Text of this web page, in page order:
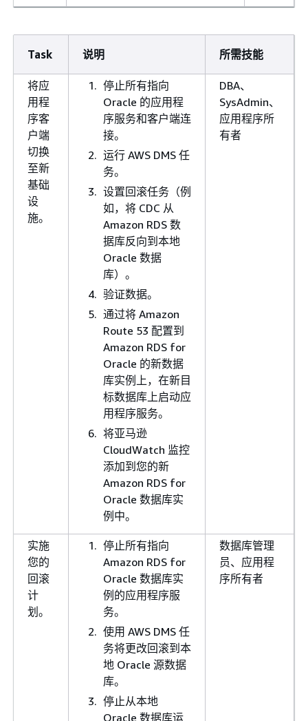
Task 说明 所需技能
将应
用程
序客
户端
切换
至新
基础
设
施。
停止所有指向
Oracle 的应用程
序服务和客户端连
接。
运行 AWS DMS 任
务。
设置回滚任务（例
如，将 CDC 从
Amazon RDS 数
据库反向到本地
Oracle 数据
库）。
验证数据。
通过将 Amazon
Route 53 配置到
Amazon RDS for
Oracle 的新数据
库实例上，在新目
标数据库上启动应
用程序服务。
将亚马逊
CloudWatch 监控
添加到您的新
Amazon RDS for
Oracle 数据库实
例中。
DBA、
SysAdmin、
应用程序所
有者
实施
您的
回滚
计
划。
停止所有指向
Amazon RDS for
Oracle 数据库实
例的应用程序服
务。
使用 AWS DMS 任
务将更改回滚到本
地 Oracle 源数据
库。
停止从本地
Oracle 数据库运
数据库管理
员、应用程
序所有者